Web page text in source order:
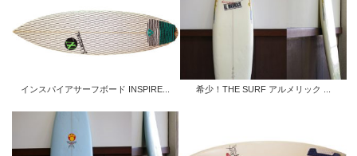
インスパイアサーフボード INSPIRE... 希少！THE SURF アルメリック ...